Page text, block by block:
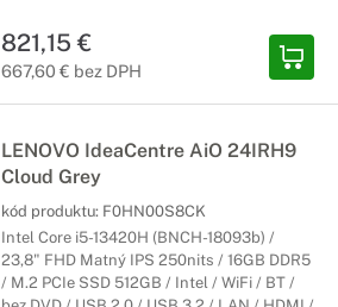
821,15 €
667,60 € bez DPH
LENOVO IdeaCentre AiO 24IRH9
Cloud Grey
kód produktu: F0HN00S8CK
Intel Core i5-13420H (BNCH-18093b) /
23,8" FHD Matný IPS 250nits / 16GB DDR5
/ M.2 PCIe SSD 512GB / Intel / WiFi / BT /